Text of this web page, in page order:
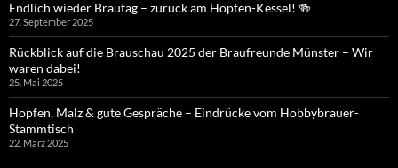
Endlich wieder Brautag – zurück am Hopfen-Kessel! 🍻
27. September 2025
Rückblick auf die Brauschau 2025 der Braufreunde Münster – Wir
waren dabei!
25. Mai 2025
Hopfen, Malz & gute Gespräche – Eindrücke vom Hobbybrauer-
Stammtisch
22. März 2025